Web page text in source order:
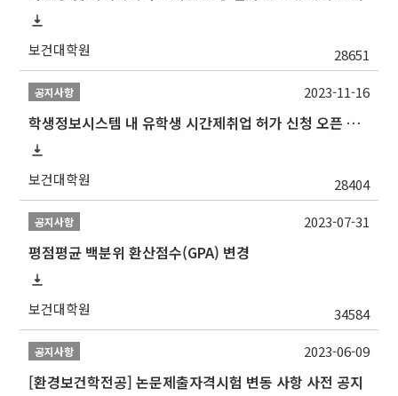
보건대학원 28651
공지사항
학생정보시스템 내 유학생 시간제취업 허가 신청 오픈 안내
보건대학원 28404
2023-11-16
공지사항
평점평균 백분위 환산점수(GPA) 변경
보건대학원 34584
2023-07-31
공지사항
[환경보건학전공] 논문제출자격시험 변동 사항 사전 공지
2023-06-09